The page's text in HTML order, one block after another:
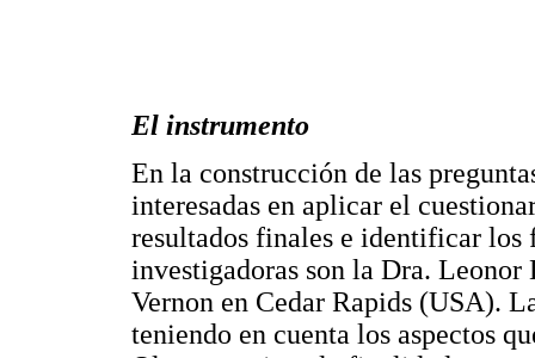
El instrumento
En la construcción de las
interesadas en aplicar el
resultados finales e identificar los
investigadoras son la Dra.
Vernon en Cedar Rapids (USA).
teniendo en cuenta los aspectos